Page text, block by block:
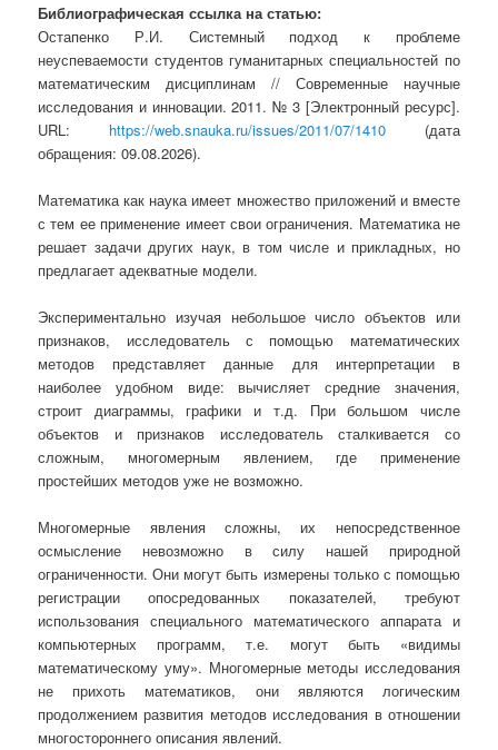
Библиографическая ссылка на статью:
Остапенко Р.И. Системный подход к проблеме
неуспеваемости студентов гуманитарных специальностей по
математическим дисциплинам // Современные научные
исследования и инновации. 2011. № 3 [Электронный ресурс].
URL: https://web.snauka.ru/issues/2011/07/1410 (дата
обращения: 09.08.2026).
Математика как наука имеет множество приложений и вместе
с тем ее применение имеет свои ограничения. Математика не
решает задачи других наук, в том числе и прикладных, но
предлагает адекватные модели.
Экспериментально изучая небольшое число объектов или
признаков, исследователь с помощью математических
методов представляет данные для интерпретации в
наиболее удобном виде: вычисляет средние значения,
строит диаграммы, графики и т.д. При большом числе
объектов и признаков исследователь сталкивается со
сложным, многомерным явлением, где применение
простейших методов уже не возможно.
Многомерные явления сложны, их непосредственное
осмысление невозможно в силу нашей природной
ограниченности. Они могут быть измерены только с помощью
регистрации опосредованных показателей, требуют
использования специального математического аппарата и
компьютерных программ, т.е. могут быть «видимы
математическому уму». Многомерные методы исследования
не прихоть математиков, они являются логическим
продолжением развития методов исследования в отношении
многостороннего описания явлений.